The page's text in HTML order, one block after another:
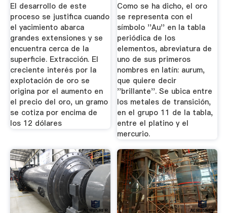
El desarrollo de este
proceso se justifica cuando
el yacimiento abarca
grandes extensiones y se
encuentra cerca de la
superficie. Extracción. El
creciente interés por la
explotación de oro se
origina por el aumento en
el precio del oro, un gramo
se cotiza por encima de
los 12 dólares
Como se ha dicho, el oro
se representa con el
símbolo ''Au'' en la tabla
periódica de los
elementos, abreviatura de
uno de sus primeros
nombres en latín: aurum,
que quiere decir
''brillante''. Se ubica entre
los metales de transición,
en el grupo 11 de la tabla,
entre el platino y el
mercurio.